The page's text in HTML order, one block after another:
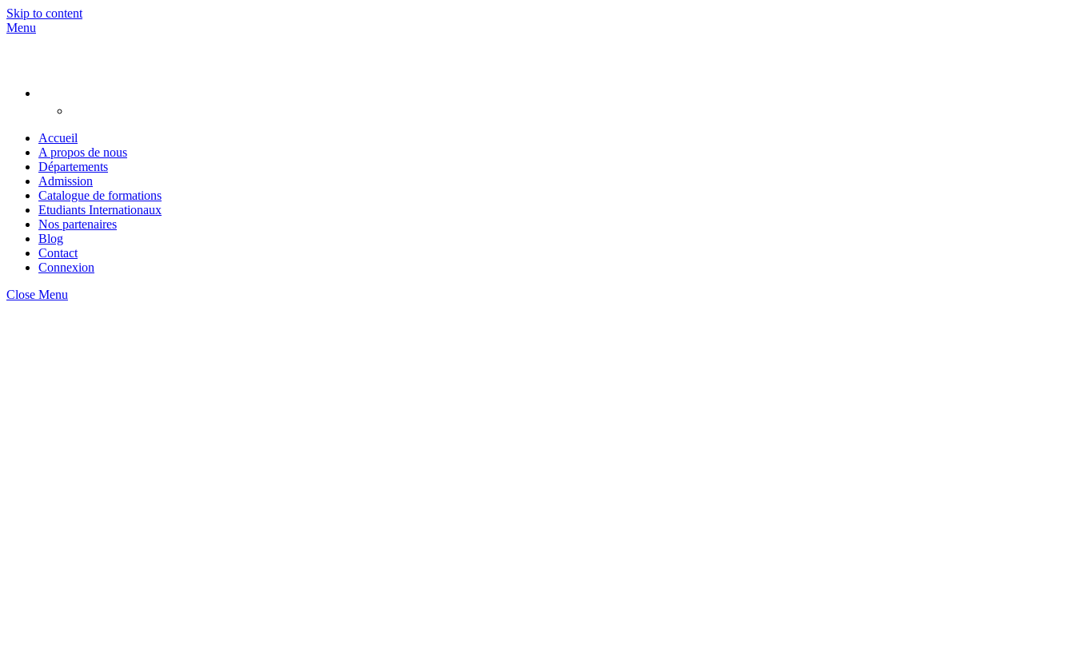
Skip to content
Menu
Accueil
A propos de nous
Départements
Admission
Catalogue de formations
Etudiants Internationaux
Nos partenaires
Blog
Contact
Connexion
Close Menu